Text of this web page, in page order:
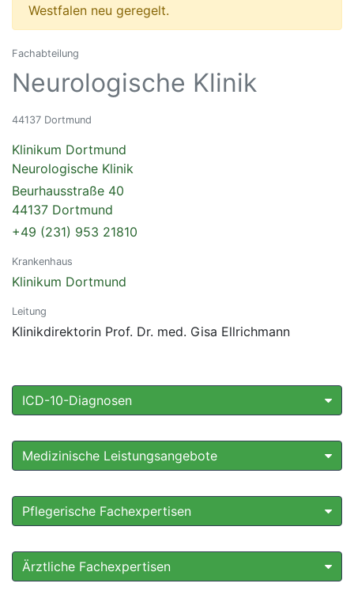
Westfalen neu geregelt.
Fachabteilung
Neurologische Klinik
44137 Dortmund
Klinikum Dortmund
Neurologische Klinik
Beurhausstraße 40
44137 Dortmund
+49 (231) 953 21810
Krankenhaus
Klinikum Dortmund
Leitung
Klinikdirektorin Prof. Dr. med. Gisa Ellrichmann
ICD-10-Diagnosen
Medizinische Leistungsangebote
Pflegerische Fachexpertisen
Ärztliche Fachexpertisen